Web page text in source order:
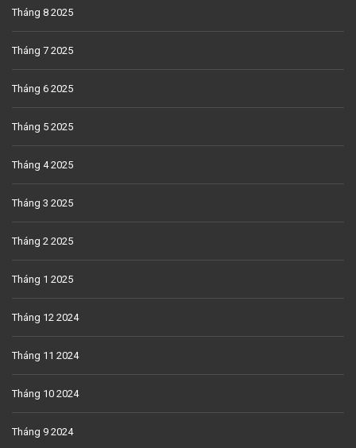
Tháng 8 2025
Tháng 7 2025
Tháng 6 2025
Tháng 5 2025
Tháng 4 2025
Tháng 3 2025
Tháng 2 2025
Tháng 1 2025
Tháng 12 2024
Tháng 11 2024
Tháng 10 2024
Tháng 9 2024